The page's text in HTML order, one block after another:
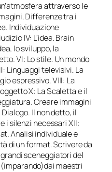
attraverso le
Differenze tra i
Individuazione
IV: L’idea. Brain
lo sviluppo, la
VI: Lo stile. Un mondo
Linguaggi televisivi. La
espressivo. VIII: La
X: La Scaletta e il
Creare immagini
Il non detto, il
i silenzi necessari XII:
Analisi individuale e
di un format. Scrivere da
sceneggiatori del
maestri